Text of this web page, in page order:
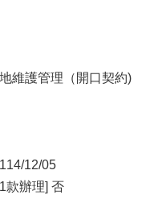
維護管理（開口契約)
12/05
款辦理] 否